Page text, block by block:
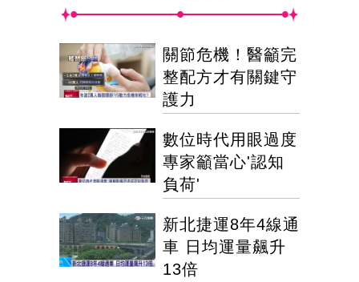
關節危機！醫籲完
整配方才有關鍵守
護力
數位時代用眼過度
專家籲當心'認知
負荷'
新北捷運8年4線通
車 日均運量飆升
13倍